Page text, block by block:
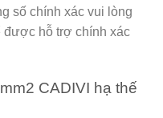
số chính xác vui lòng
được hỗ trợ chính xác
CADIVI hạ thế